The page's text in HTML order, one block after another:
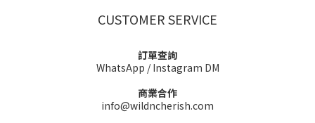
CUSTOMER SERVICE
訂單查詢
WhatsApp /Instagram DM
商業合作
info@wildncherish.com